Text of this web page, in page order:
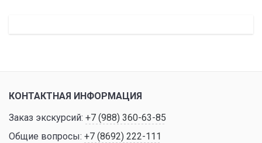
КОНТАКТНАЯ ИНФОРМАЦИЯ
Заказ экскурсий: +7 (988) 360-63-85
Общие вопросы: +7 (8692) 222-111